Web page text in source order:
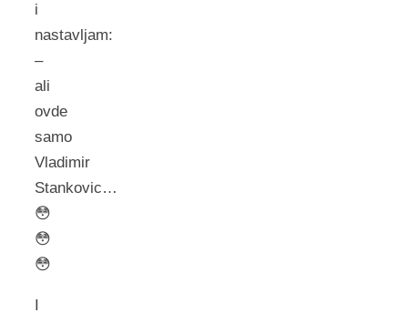
i
nastavljam:
–
ali
ovde
samo
Vladimir
Stankovic…
😳
😳
😳